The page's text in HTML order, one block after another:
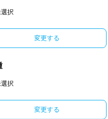
択
変更する
択
変更する